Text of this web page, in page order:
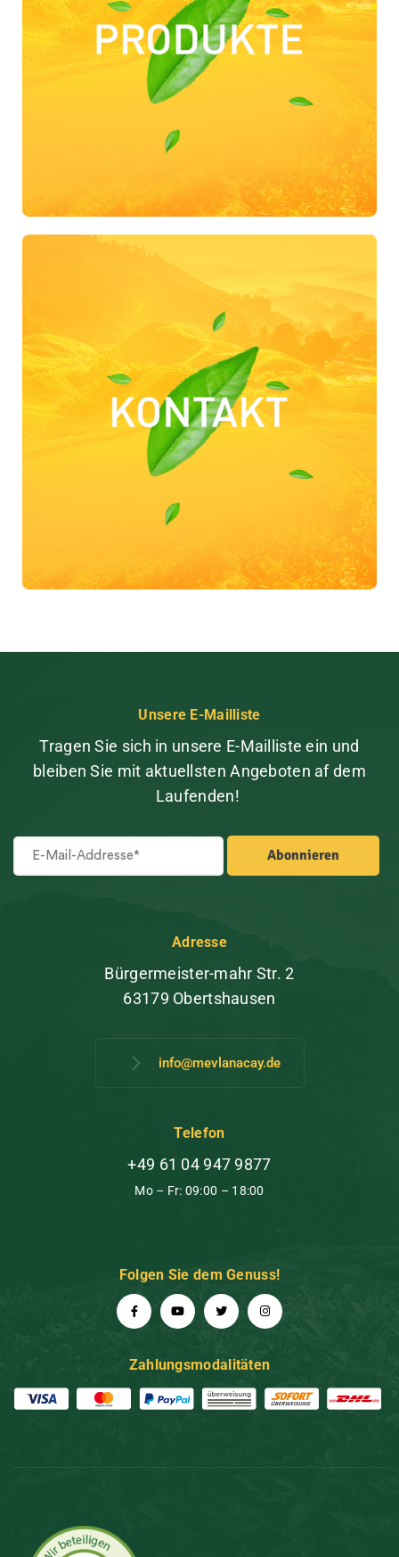
Unsere E-Mailliste
Tragen Sie sich in unsere E-Mailliste ein und
bleiben Sie mit aktuellsten Angeboten af dem
Laufenden!
Adresse
Bürgermeister-mahr Str. 2
63179 Obertshausen
info@mevlanacay.de
Telefon
+49 61 04 947 9877
Mo – Fr: 09:00 – 18:00
Folgen Sie dem Genuss!
Zahlungsmodalitäten